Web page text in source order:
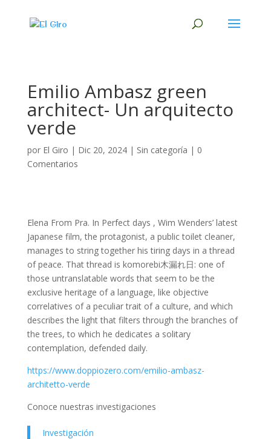
Emilio Ambasz green
architect- Un arquitecto
verde
por El Giro | Dic 20, 2024| Sin categoría | 0
Comentarios
Elena From Pra. In Perfect days , Wim Wenders’ latest
Japanese film, the protagonist, a public toilet cleaner,
manages to string together his tiring days in a thread
of peace. That thread is komorebi木漏れ日: one of
those untranslatable words that seem to be the
exclusive heritage of a language, like objective
correlatives of a peculiar trait of a culture, and which
describes the light that filters through the branches of
the trees, to which he dedicates a solitary
contemplation, defended daily.
https://www.doppiozero.com/emilio-ambasz-
architetto-verde
Conoce nuestras investigaciones
Investigación